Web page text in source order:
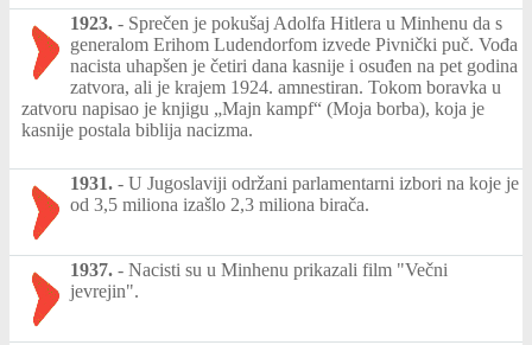
1923. - Sprečen je pokušaj Adolfa Hitlera u Minhenu da s
generalom Erihom Ludendorfom izvede Pivnički puč. Vođa
nacista uhapšen je četiri dana kasnije i osuđen na pet godina
zatvora, ali je krajem 1924. amnestiran. Tokom boravka u
zatvoru napisao je knjigu „Majn kampf“ (Moja borba), koja je
kasnije postala biblija nacizma.
1931. - U Jugoslaviji održani parlamentarni izbori na koje je
od 3,5 miliona izašlo 2,3 miliona birača.
1937. - Nacisti su u Minhenu prikazali film "Večni
jevrejin".